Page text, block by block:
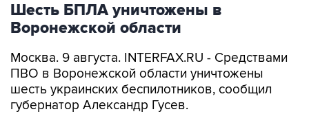
Шесть БПЛА уничтожены в
Воронежской области
Москва. 9 августа. INTERFAX.RU - Средствами
ПВО в Воронежской области уничтожены
шесть украинских беспилотников, сообщил
губернатор Александр Гусев.